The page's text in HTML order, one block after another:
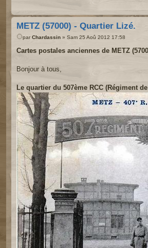
METZ (57000) - Quartier Lizé.
par Chardassin » Sam 25 Aoû 2012 17:58
Cartes postales anciennes de METZ
Bonjour à tous,
Le quartier du 507ème RCC (Régiment